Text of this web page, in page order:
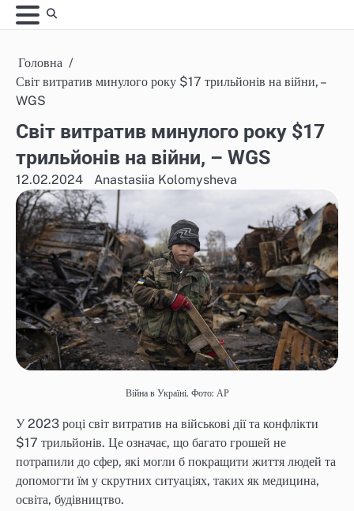
Skip
to
Головна
Світ витратив минулого року $17 трильйонів на війни, –
WGS
Світ витратив минулого року $17
трильйонів на війни, – WGS
12.02.2024 Anastasiia Kolomysheva
Війна в Україні. Фото: АР
У 2023 році світ витратив на військові дії та конфлікти
$17 трильйонів. Це означає, що багато грошей не
потрапили до сфер, які могли б покращити життя людей та
допомогти їм у скрутних ситуаціях, таких як медицина,
освіта, будівництво.